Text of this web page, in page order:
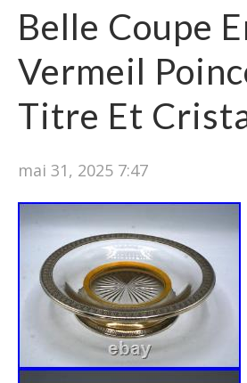
Belle Coupe
Vermeil
Titre Et
mai 31, 2025 7:47